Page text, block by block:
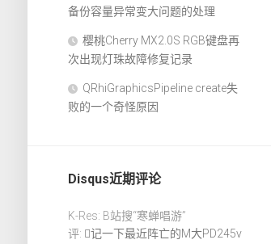
备份容量异常变大问题的处理
樱桃Cherry MX2.0S RGB键盘再
次出现灯珠故障修复记录
QRhiGraphicsPipeline create失
败的一个奇怪原因
Disqus近期评论
K-Res: B站搜“寒蝉唱游”
评:
记一下最近阵亡的M大PD245v